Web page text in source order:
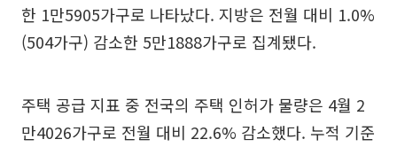
한 1만5905가구로 나타났다. 지방은 전월 대비 1.0%
(504가구) 감소한 5만1888가구로 집계됐다.
주택 공급 지표 중 전국의 주택 인허가 물량은 4월 2
만4026가구로 전월 대비 22.6% 감소했다. 누적 기준